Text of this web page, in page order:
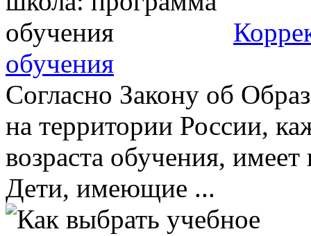
обучения
Согласно Закону об
на территории России,
возраста обучения,
Дети, имеющие ...